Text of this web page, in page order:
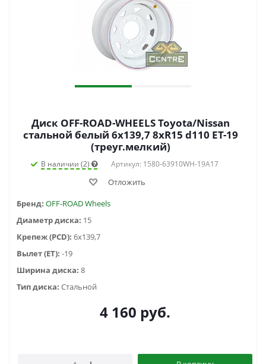
Диск OFF-ROAD-WHEELS Toyota/Nissan
стальной белый 6x139,7 8xR15 d110 ET-19
(треуг.мелкий)
В наличии (2) Артикул: 1580-63910WH-19A17
Отложить
Бренд: OFF-ROAD Wheels
Диаметр диска: 15
Крепеж (PCD): 6x139,7
Вылет (ET): -19
Ширина диска: 8
Тип диска: Стальной
4 160 руб.